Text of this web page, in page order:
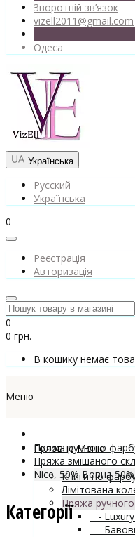
Зворотній зв’язок
vizell2011@gmail.com
Одеса
Українська
Русский
Українська
0
Реєстрація
Авторизація
0
0 грн.
В кошику немає
Меню
Головне Меню
Книги по
Лімітована
Пряжа
-
-
Пряжа ручного
Пряжа змішаного
Nice, 50% Вовна
Категорії